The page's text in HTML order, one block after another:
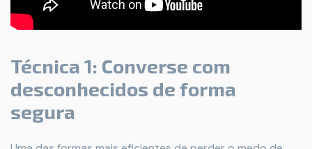
Técnica 1: Converse com
desconhecidos de forma
segura